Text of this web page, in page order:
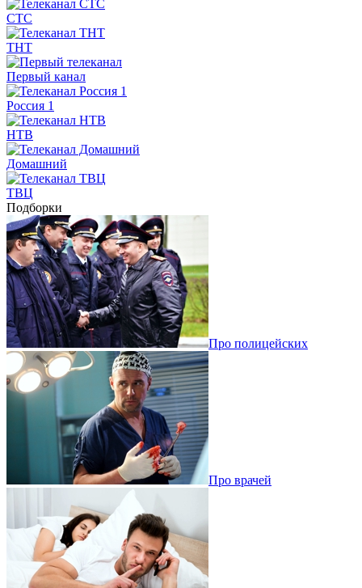
СТС
ТНТ
Первый канал
Россия 1
НТВ
Домашний
ТВЦ
Подборки
Про полицейских
Про врачей